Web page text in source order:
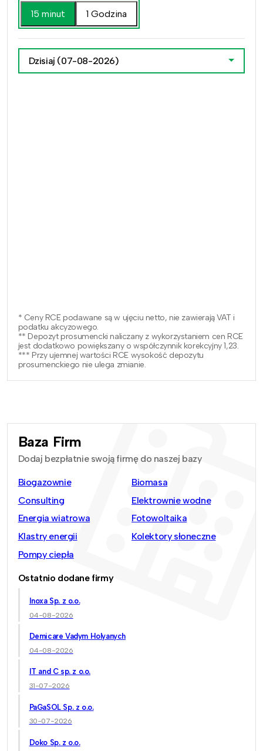
15 minut
1 Godzina
Dzisiaj (07-08-2026)
* Ceny RCE podawane są w ujęciu netto, nie zawierają VAT i
podatku akcyzowego.
** Depozyt prosumencki naliczany z wykorzystaniem cen RCE
jest dodatkowo powiększany o współczynnik korekcyjny 1,23.
*** Przy ujemnej wartości RCE wysokość depozytu
prosumenckiego nie ulega zmianie.
Baza Firm
Dodaj bezpłatnie swoją firmę do naszej bazy
Biogazownie
Biomasa
Consulting
Elektrownie wodne
Energia wiatrowa
Fotowoltaika
Klastry energii
Kolektory słoneczne
Pompy ciepła
Ostatnio dodane firmy
Inoxa Sp. z o.o.
04-08-2026
Demicare Vadym Holyanych
04-08-2026
IT and C sp. z o.o.
31-07-2026
PaGaSOL Sp. z o.o.
30-07-2026
Doko Sp. z o.o.